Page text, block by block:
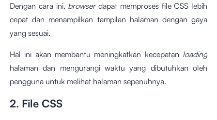
Dengan cara ini, browserdapat memproses file CSS lebih
cepat dan menampilkan tampilan halaman dengan gaya
yang sesuai.
Hal ini akan membantu meningkatkan kecepatan loading
halaman dan mengurangi waktu yang dibutuhkan oleh
pengguna untuk melihat halaman sepenuhnya.
2. File CSS